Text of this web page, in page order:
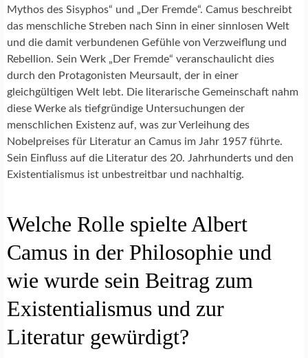
Mythos des Sisyphos“ und „Der Fremde“. Camus beschreibt
das menschliche Streben nach Sinn in einer sinnlosen Welt
und die damit verbundenen Gefühle von Verzweiflung und
Rebellion. Sein Werk „Der Fremde“ veranschaulicht dies
durch den Protagonisten Meursault, der in einer
gleichgültigen Welt lebt. Die literarische Gemeinschaft nahm
diese Werke als tiefgründige Untersuchungen der
menschlichen Existenz auf, was zur Verleihung des
Nobelpreises für Literatur an Camus im Jahr 1957 führte.
Sein Einfluss auf die Literatur des 20. Jahrhunderts und den
Existentialismus ist unbestreitbar und nachhaltig.
Welche Rolle spielte Albert
Camus in der Philosophie und
wie wurde sein Beitrag zum
Existentialismus und zur
Literatur gewürdigt?